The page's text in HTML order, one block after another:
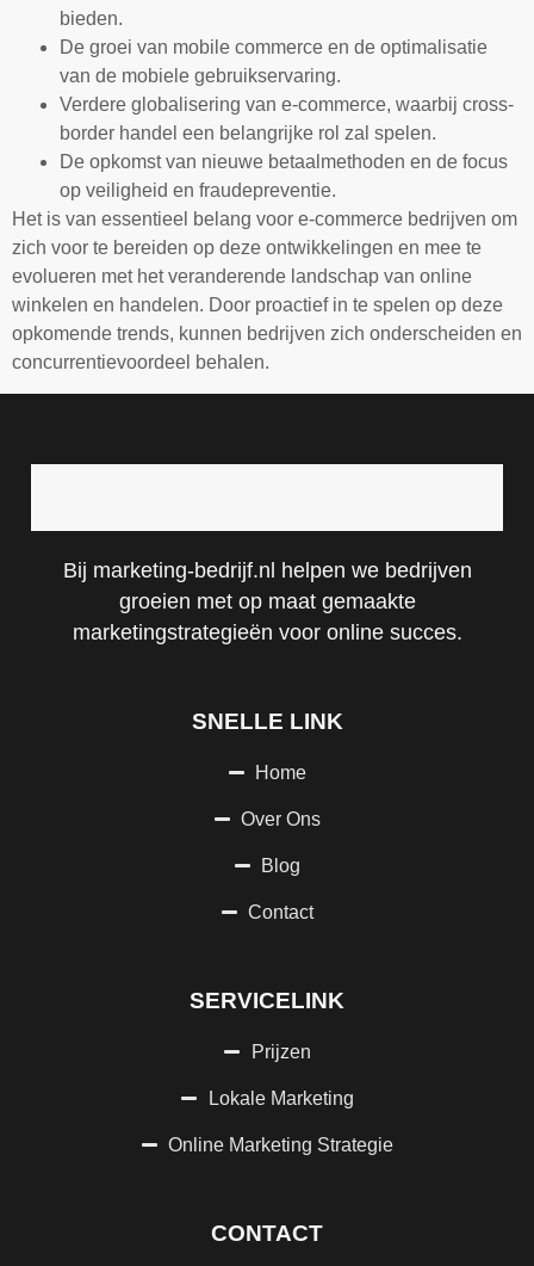
bieden.
De groei van mobile commerce en de optimalisatie
van de mobiele gebruikservaring.
Verdere globalisering van e-commerce, waarbij cross-
border handel een belangrijke rol zal spelen.
De opkomst van nieuwe betaalmethoden en de focus
op veiligheid en fraudepreventie.
Het is van essentieel belang voor e-commerce bedrijven om
zich voor te bereiden op deze ontwikkelingen en mee te
evolueren met het veranderende landschap van online
winkelen en handelen. Door proactief in te spelen op deze
opkomende trends, kunnen bedrijven zich onderscheiden en
concurrentievoordeel behalen.
Bij marketing-bedrijf.nl helpen we bedrijven
groeien met op maat gemaakte
marketingstrategieën voor online succes.
SNELLE LINK
Home
Over Ons
Blog
Contact
SERVICELINK
Prijzen
Lokale Marketing
Online Marketing Strategie
CONTACT